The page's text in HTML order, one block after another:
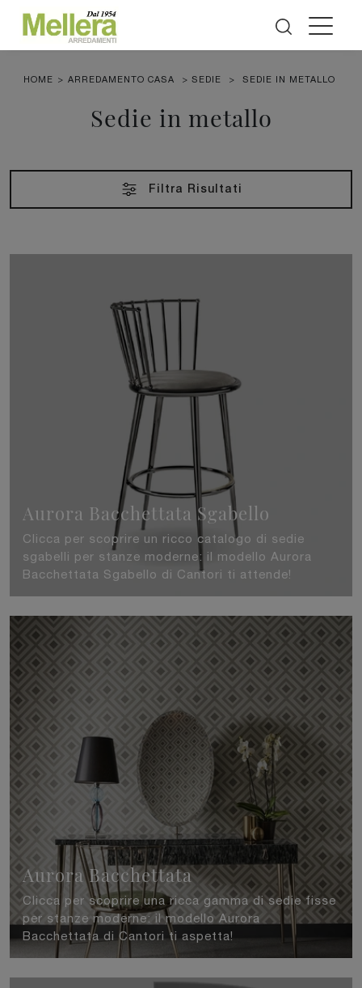
HOME > ARREDAMENTO CASA > SEDIE > SEDIE IN METALLO
Sedie in metallo
Filtra Risultati
Aurora Bacchettata Sgabello
Clicca per scoprire un ricco catalogo di sedie
sgabelli per stanze moderne: il modello Aurora
Bacchettata Sgabello di Cantori ti attende!
Aurora Bacchettata
Clicca per scoprire una ricca gamma di sedie fisse
per stanze moderne: il modello Aurora
Bacchettata di Cantori ti aspetta!